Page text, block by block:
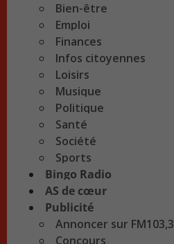
Bien-être
Emploi
Finances
Infos citoyennes
Loisirs
Musique
Politique
Santé
Société
Sports
Bingo Radio
AS de cœur
Publicité
Annoncer sur FM103,3
Concours